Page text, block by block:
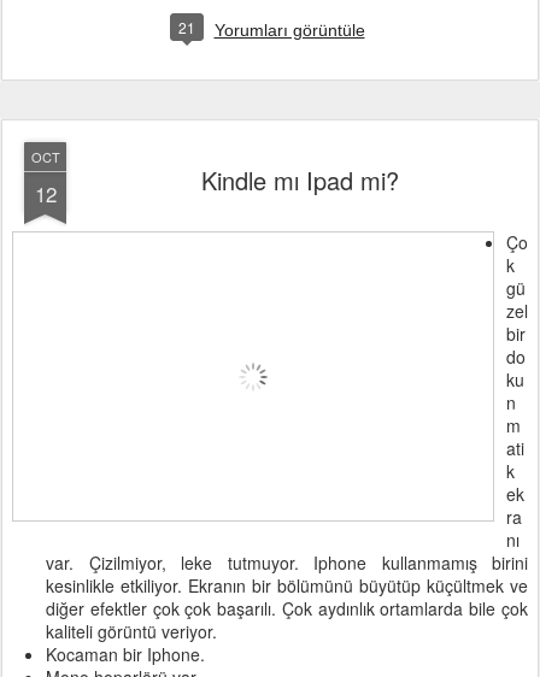
21 Yorumları görüntüle
OCT
12 Kindle mı Ipad mi?
Ço
k
gü
zel
bir
do
ku
n
m
ati
k
ek
ra
nı
var. Çizilmiyor, leke tutmuyor. Iphone kullanmamış birini
kesinlikle etkiliyor. Ekranın bir bölümünü büyütüp küçültmek ve
diğer efektler çok çok başarılı. Çok aydınlık ortamlarda bile çok
kaliteli görüntü veriyor.
Kocaman bir Iphone.